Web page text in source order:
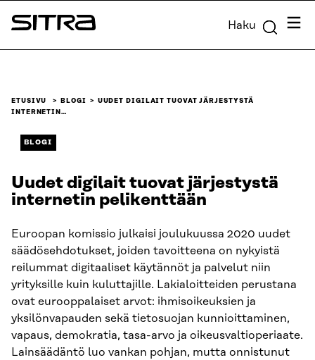
Siirry
suoraan
Sitra Haku
ETUSIVU BLOGI
UUDET DIGILAIT TUOVAT JÄRJESTYSTÄ
INTERNETIN…
BLOGI
Uudet digilait tuovat järjestystä
internetin pelikenttään
Euroopan komissio julkaisi joulukuussa 2020 uudet
säädösehdotukset, joiden tavoitteena on nykyistä
reilummat digitaaliset käytännöt ja palvelut niin
yrityksille kuin kuluttajille. Lakialoitteiden perustana
ovat eurooppalaiset arvot: ihmisoikeuksien ja
yksilönvapauden sekä tietosuojan kunnioittaminen,
vapaus, demokratia, tasa-arvo ja oikeusvaltioperiaate.
Lainsäädäntö luo vankan pohjan, mutta onnistunut